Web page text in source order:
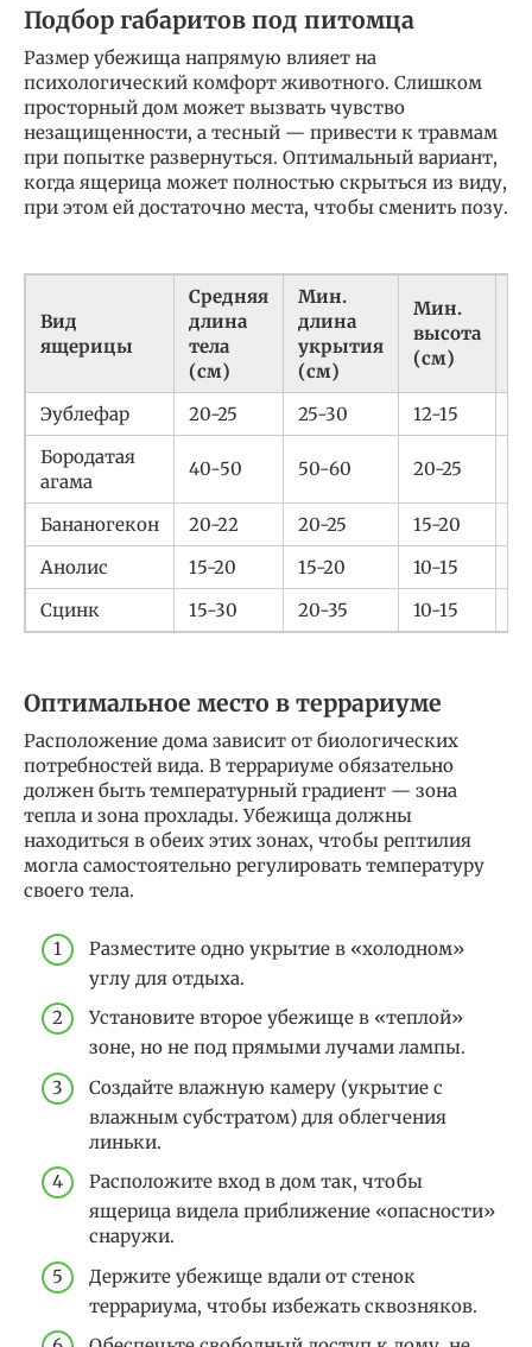
Подбор габаритов под питомца
Размер убежища напрямую влияет на
психологический комфорт животного. Слишком
просторный дом может вызвать чувство
незащищенности, а тесный — привести к травмам
при попытке развернуться. Оптимальный вариант,
когда ящерица может полностью скрыться из виду,
при этом ей достаточно места, чтобы сменить позу.
Вид
ящерицы
Средняя
длина
тела
(см)
Мин.
длина
укрытия
(см)
Мин.
высота
(см)
Эублефар 20-25 25-30 12-15
Бородатая
агама
40-50 50-60 20-25
Бананогекон 20-22 20-25 15-20
Анолис
15-20 15-20 10-15
Сцинк
15-30 20-35 10-15
Оптимальное место в террариуме
Расположение дома зависит от биологических
потребностей вида. В террариуме обязательно
должен быть температурный градиент — зона
тепла и зона прохлады. Убежища должны
находиться в обеих этих зонах, чтобы рептилия
могла самостоятельно регулировать температуру
своего тела.
Разместите одно укрытие в «холодном»
углу для отдыха.
Установите второе убежище в «теплой»
зоне, но не под прямыми лучами лампы.
Создайте влажную камеру (укрытие с
влажным субстратом) для облегчения
линьки.
Расположите вход в дом так, чтобы
ящерица видела приближение «опасности»
снаружи.
Держите убежище вдали от стенок
террариума, чтобы избежать сквозняков.